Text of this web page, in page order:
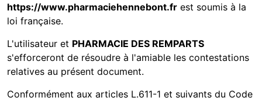
https://www.pharmaciehennebont.fr est soumis à la
loi française.
L'utilisateur et PHARMACIE DES REMPARTS
s'efforceront de résoudre à l'amiable les contestations
relatives au présent document.
Conformément aux articles L.611-1 et suivants du Code